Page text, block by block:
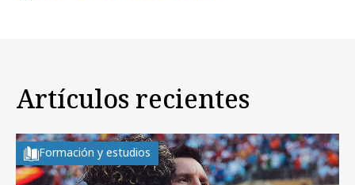
Artículos recientes
Formación y estudios